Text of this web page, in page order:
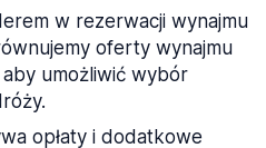
w rezerwacji wynajmu
oferty wynajmu
umożliwić wybór
opłaty i dodatkowe